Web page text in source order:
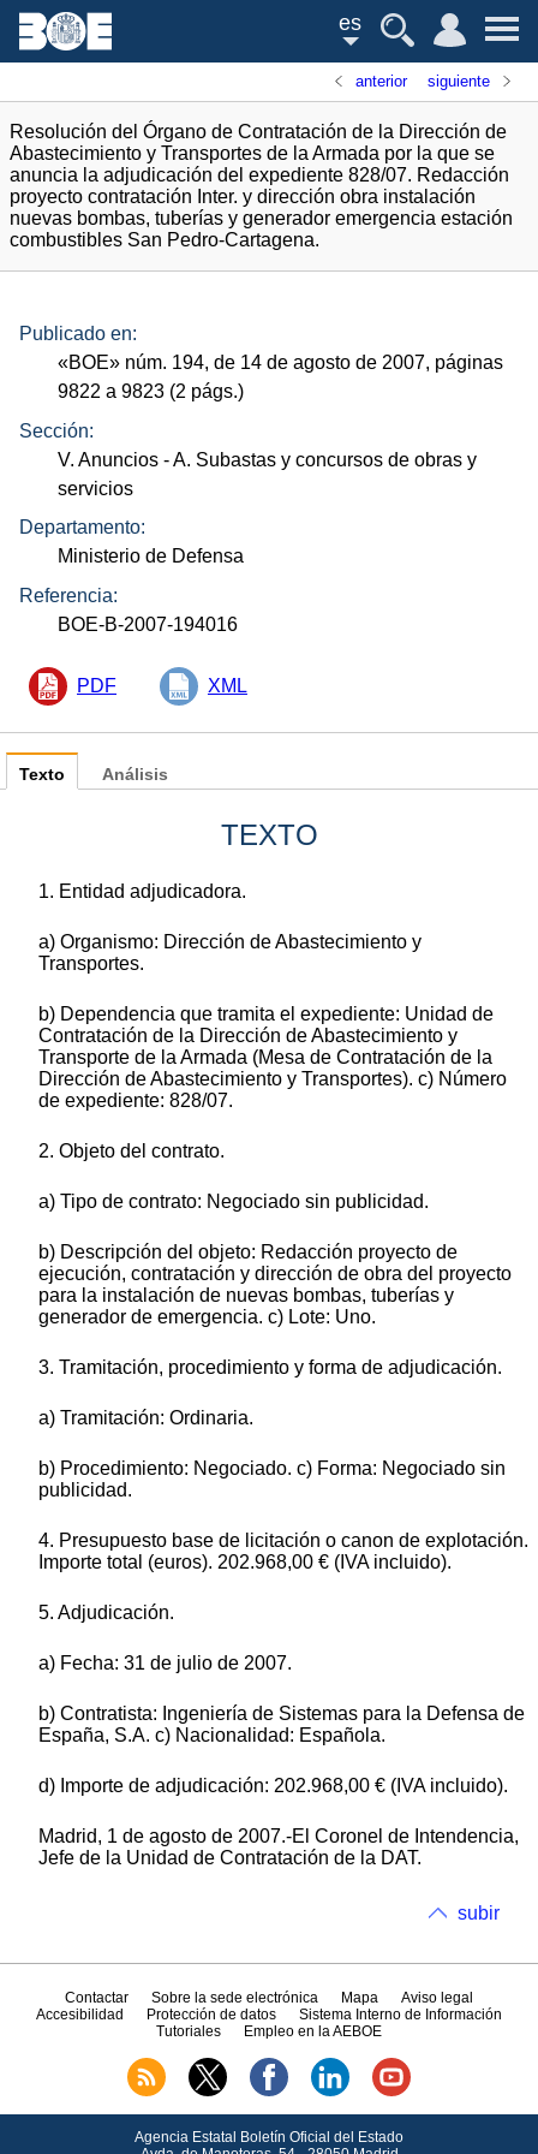
es
anterior siguiente
Resolución del Órgano de Contratación de la Dirección de
Abastecimiento y Transportes de la Armada por la que se
anuncia la adjudicación del expediente 828/07. Redacción
proyecto contratación Inter. y dirección obra instalación
nuevas bombas, tuberías y generador emergencia estación
combustibles San Pedro-Cartagena.
Publicado en:
«BOE» núm. 194, de 14 de agosto de 2007, páginas
9822 a 9823 (2 págs.)
Sección:
V. Anuncios - A. Subastas y concursos de obras y
servicios
Departamento:
Ministerio de Defensa
Referencia:
BOE-B-2007-194016
PDF XML
Texto
TEXTO
1. Entidad adjudicadora.
a) Organismo: Dirección de Abastecimiento y
Transportes.
b) Dependencia que tramita el expediente: Unidad de
Contratación de la Dirección de Abastecimiento y
Transporte de la Armada (Mesa de Contratación de la
Dirección de Abastecimiento y Transportes). c) Número
de expediente: 828/07.
2. Objeto del contrato.
a) Tipo de contrato: Negociado sin publicidad.
b) Descripción del objeto: Redacción proyecto de
ejecución, contratación y dirección de obra del proyecto
para la instalación de nuevas bombas, tuberías y
generador de emergencia. c) Lote: Uno.
3. Tramitación, procedimiento y forma de adjudicación.
a) Tramitación: Ordinaria.
b) Procedimiento: Negociado. c) Forma: Negociado sin
publicidad.
4. Presupuesto base de licitación o canon de explotación.
Importe total (euros). 202.968,00 € (IVA incluido).
5. Adjudicación.
a) Fecha: 31 de julio de 2007.
b) Contratista: Ingeniería de Sistemas para la Defensa de
España, S.A. c) Nacionalidad: Española.
d) Importe de adjudicación: 202.968,00 € (IVA incluido).
Madrid, 1 de agosto de 2007.-El Coronel de Intendencia,
Jefe de la Unidad de Contratación de la DAT.
Análisis
subir
Contactar Sobre la sede electrónica Mapa
Aviso legal
Accesibilidad
Protección de datos
Sistema Interno de Información
Tutoriales
Empleo en la AEBOE
Agencia Estatal Boletín Oficial del Estado